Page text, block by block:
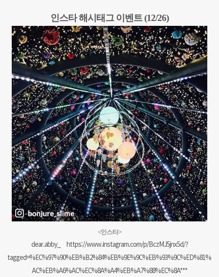
인스타 해시태그 이벤트 (12/26)
<인스타>
dear.abby_
https://www.instagram.com/p/BczMJ5jnx5d/?
tagged=%EC%97%90%EB%B2%84%EB%9E%9C%EB%93%9C%ED%81%
AC%EB%A6%AC%EC%8A%A4%EB%A7%88%EC%8A***